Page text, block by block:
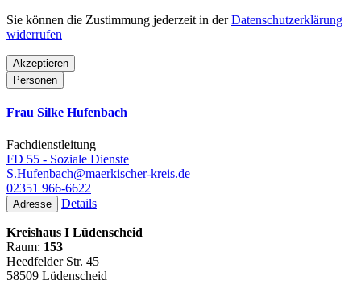
Sie können die Zustimmung jederzeit in derDatenschutzerklärung
widerrufen
Akzeptieren
Personen
Frau Silke Hufenbach
Fachdienstleitung
FD 55 - Soziale Dienste
S.Hufenbach@maerkischer-kreis.de
02351 966-6622
Adresse Details
Kreishaus I Lüdenscheid
Raum: 153
Heedfelder Str. 45
58509 Lüdenscheid